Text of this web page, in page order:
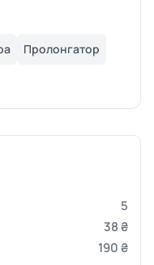
Пролонгатор
5
38 ₴
190 ₴